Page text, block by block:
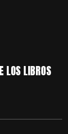
LOS LIBROS